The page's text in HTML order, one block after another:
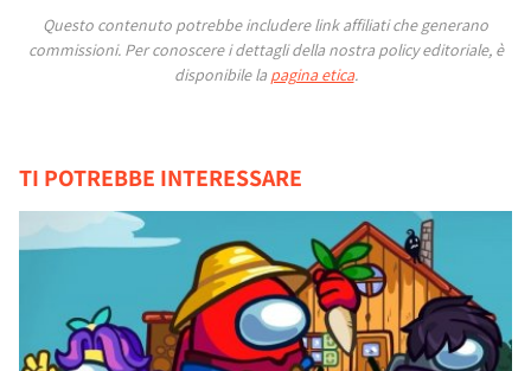
Questo contenuto potrebbe includere link affiliati che generano
commissioni. Per conoscere i dettagli della nostra policy editoriale, è
disponibile la pagina etica.
TI POTREBBE INTERESSARE